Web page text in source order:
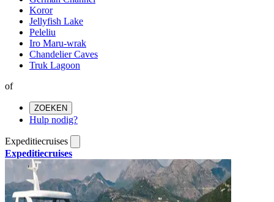
Koror
Jellyfish Lake
Peleliu
Iro Maru-wrak
Chandelier Caves
Truk Lagoon
of
ZOEKEN
Hulp nodig?
Expeditiecruises
Expeditiecruises